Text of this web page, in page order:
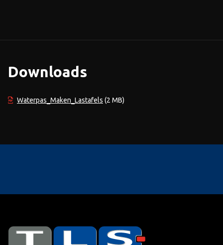
Downloads
Waterpas_Maken_Lastafels (2 MB)